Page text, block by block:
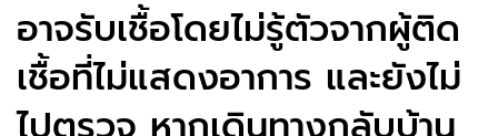
อาจรับเชื้อโดยไม่รู้ตัวจากผู้ติด
เชื้อที่ไม่แสดงอาการ และยังไม่